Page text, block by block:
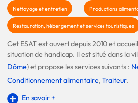
Nettoyage et entretien Productions
Restauration, hébergement et services touristiques
Cet ESAT est ouvert depuis 2010 et
situation de handicap. Il est situé dans la
Dôme) et propose les services suivants :
Conditionnement alimentaire, Traiteur.
En savoir +